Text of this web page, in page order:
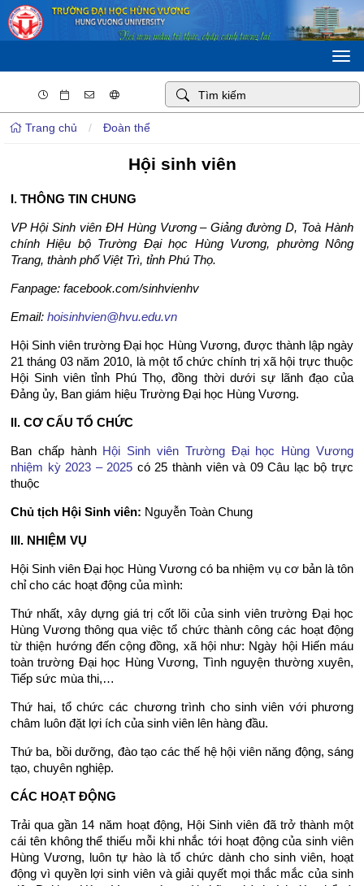
Trang chủ / Đoàn thể
Hội sinh viên
I. THÔNG TIN CHUNG
VP Hội Sinh viên ĐH Hùng Vương – Giảng đường D, Toà Hành
chính Hiệu bộ Trường Đại học Hùng Vương, phường Nông
Trang, thành phố Việt Trì, tỉnh Phú Thọ.
Fanpage: facebook.com/sinhvienhv
Email: hoisinhvien@hvu.edu.vn
Hội Sinh viên trường Đại học Hùng Vương, được thành lập ngày
21 tháng 03 năm 2010, là một tổ chức chính trị xã hội trực thuộc
Hội Sinh viên tỉnh Phú Thọ, đồng thời dưới sự lãnh đạo của
Đảng ủy, Ban giám hiệu Trường Đại học Hùng Vương.
II. CƠ CẤU TỔ CHỨC
Ban chấp hành Hội Sinh viên Trường Đại học Hùng Vương
nhiệm kỳ 2023 – 2025 có 25 thành viên và 09 Câu lạc bộ trực
thuộc
Chủ tịch Hội Sinh viên: Nguyễn Toàn Chung
III. NHIỆM VỤ
Hội Sinh viên Đại học Hùng Vương có ba nhiệm vụ cơ bản là tôn
chỉ cho các hoạt động của mình:
Thứ nhất, xây dựng giá trị cốt lõi của sinh viên trường Đại học
Hùng Vương thông qua việc tổ chức thành công các hoạt động
từ thiện hướng đến cộng đồng, xã hội như: Ngày hội Hiến máu
toàn trường Đại học Hùng Vương, Tình nguyện thường xuyên,
Tiếp sức mùa thi,…
Thứ hai, tổ chức các chương trình cho sinh viên với phương
châm luôn đặt lợi ích của sinh viên lên hàng đầu.
Thứ ba, bồi dưỡng, đào tạo các thế hệ hội viên năng động, sáng
tạo, chuyên nghiệp.
CÁC HOẠT ĐỘNG
Trải qua gần 14 năm hoạt động, Hội Sinh viên đã trở thành một
cái tên không thể thiếu mỗi khi nhắc tới hoạt động của sinh viên
Hùng Vương, luôn tự hào là tổ chức dành cho sinh viên, hoạt
động vì quyền lợi sinh viên và giải quyết mọi thắc mắc của sinh